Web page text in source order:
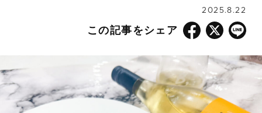
2025.8.22
この記事をシェア